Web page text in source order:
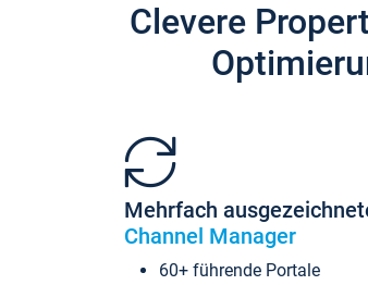
Clevere
Mehrfach
Channel Manager
60+ führende Portale